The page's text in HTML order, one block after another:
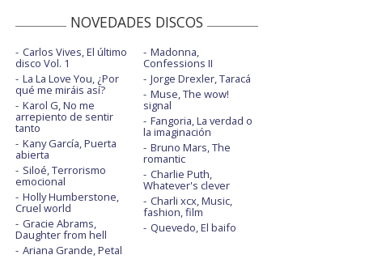
NOVEDADES DISCOS
Carlos Vives, El último
disco Vol. 1
La La Love You, ¿Por
qué me miráis así?
Karol G, No me
arrepiento de sentir
tanto
Kany García, Puerta
abierta
Siloé, Terrorismo
emocional
Holly Humberstone,
Cruel world
Gracie Abrams,
Daughter from hell
Ariana Grande, Petal
Madonna,
Confessions II
Jorge Drexler, Taracá
Muse, The wow!
signal
Fangoria, La verdad o
la imaginación
Bruno Mars, The
romantic
Charlie Puth,
Whatever's clever
Charli xcx, Music,
fashion, film
Quevedo, El baifo